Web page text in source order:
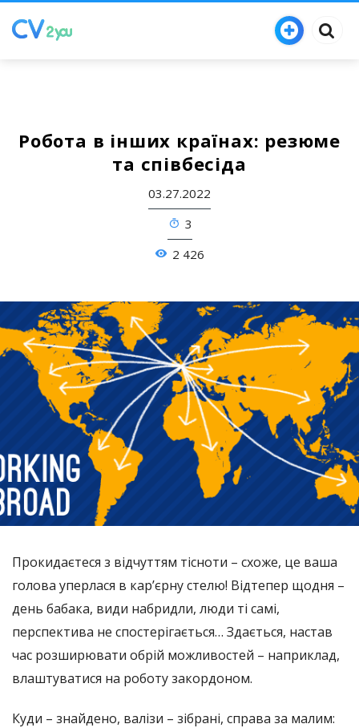
Робота в інших країнах: резюме
та співбесіда
03.27.2022
3
2 426
Прокидаєтеся з відчуттям тісноти – схоже, це ваша
голова уперлася в кар’єрну стелю! Відтепер щодня –
день бабака, види набридли, люди ті самі,
перспектива не спостерігається… Здається, настав
час розширювати обрій можливостей – наприклад,
влаштуватися на роботу закордоном.
Куди – знайдено, валізи – зібрані, справа за малим: